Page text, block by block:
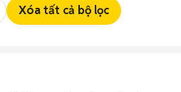
Xóa tất cả bộ lọc